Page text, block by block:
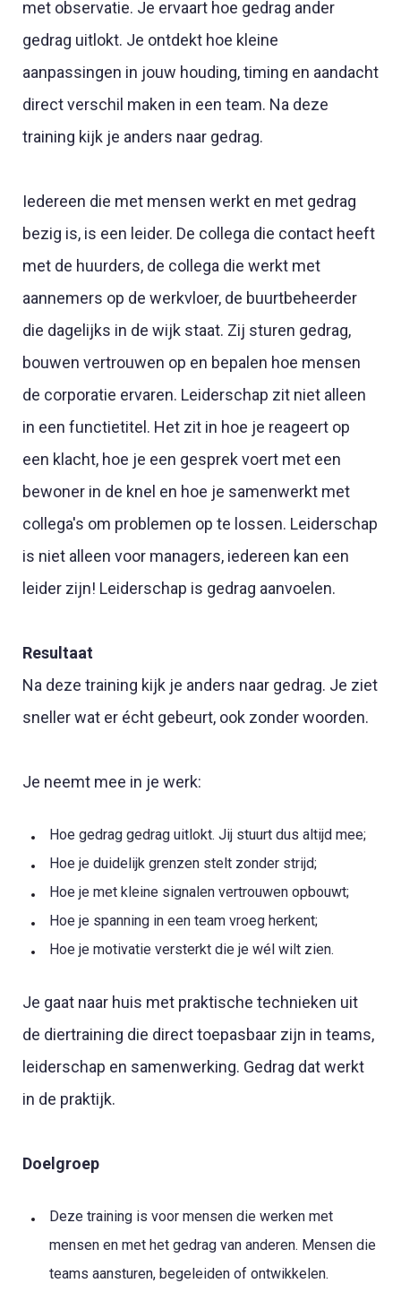
met observatie. Je ervaart hoe gedrag ander
gedrag uitlokt. Je ontdekt hoe kleine
aanpassingen in jouw houding, timing en aandacht
direct verschil maken in een team. Na deze
training kijk je anders naar gedrag.
Iedereen die met mensen werkt en met gedrag
bezig is, is een leider. De collega die contact heeft
met de huurders, de collega die werkt met
aannemers op de werkvloer, de buurtbeheerder
die dagelijks in de wijk staat. Zij sturen gedrag,
bouwen vertrouwen op en bepalen hoe mensen
de corporatie ervaren. Leiderschap zit niet alleen
in een functietitel. Het zit in hoe je reageert op
een klacht, hoe je een gesprek voert met een
bewoner in de knel en hoe je samenwerkt met
collega's om problemen op te lossen. Leiderschap
is niet alleen voor managers, iedereen kan een
leider zijn! Leiderschap is gedrag aanvoelen.
Resultaat
Na deze training kijk je anders naar gedrag. Je ziet
sneller wat er écht gebeurt, ook zonder woorden.
Je neemt mee in je werk:
Hoe gedrag gedrag uitlokt. Jij stuurt dus altijd mee;
Hoe je duidelijk grenzen stelt zonder strijd;
Hoe je met kleine signalen vertrouwen opbouwt;
Hoe je spanning in een team vroeg herkent;
Hoe je motivatie versterkt die je wél wilt zien.
Je gaat naar huis met praktische technieken uit
de diertraining die direct toepasbaar zijn in teams,
leiderschap en samenwerking. Gedrag dat werkt
in de praktijk.
Doelgroep
Deze training is voor mensen die werken met
mensen en met het gedrag van anderen. Mensen die
teams aansturen, begeleiden of ontwikkelen.